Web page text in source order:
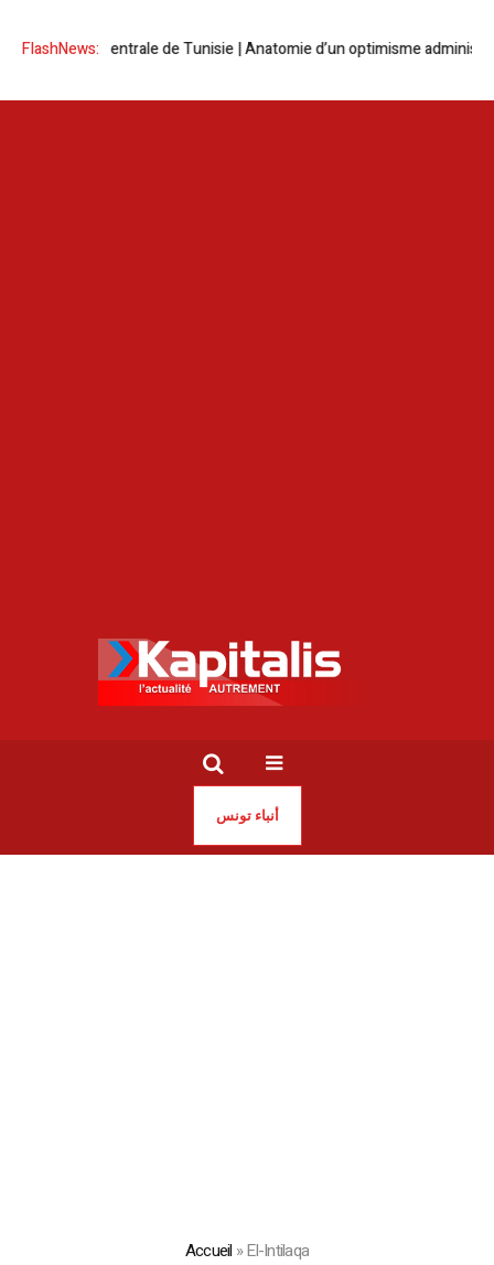
FlashNews:
Banque centrale de Tunisie | Anatomie d’un optimisme administré
أنباء تونس
Accueil »El-Intilaqa